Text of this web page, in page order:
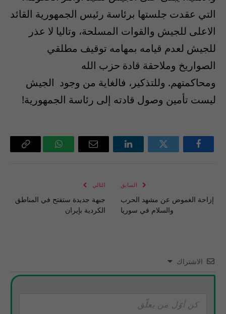
التي عقدت جلستها برئاسة رئيس الجمهورية القائد
الاعلى للجيش والقوات المسلحة، وتاليا لا عذر
للجيش لعدم قيامه بمهامه توقيف مطلقي
الصواريخ وملاحقة قادة حزب الله
ومحاكمتهم. وللتذكير، فالغاية من وجود الجيش
ليست تأمين وصول قادته إلى رئاسة الجمهورية!
فيسبوك تويتر لينكدإن
البريد
واتساب Copy
السابق
إزاحة الغموض عن مشهد الحرب
والسلام في سوريا
التالي
جبهة جديدة ستفتح في المناطق
الكردية بإيران
الاشتراك